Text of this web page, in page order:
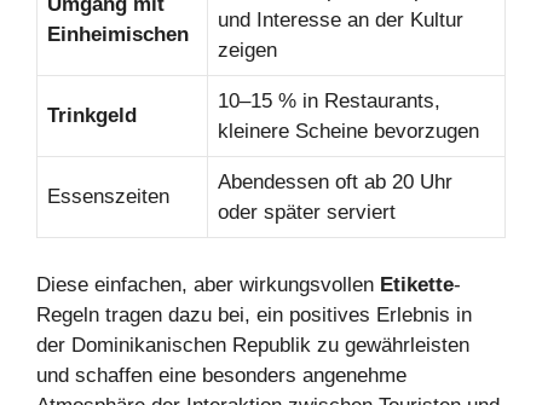
Einheimischen
und Interesse an der Kultur
zeigen
Trinkgeld
10–15 % in Restaurants,
kleinere Scheine bevorzugen
Essenszeiten
Abendessen oft ab 20 Uhr
oder später serviert
Diese einfachen, aber wirkungsvollen Etikette-
Regeln tragen dazu bei, ein positives Erlebnis in
der Dominikanischen Republik zu gewährleisten
und schaffen eine besonders angenehme